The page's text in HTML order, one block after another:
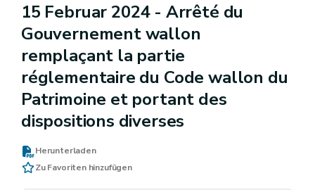
15 Februar 2024 - Arrêté du
Gouvernement wallon
remplaçant la partie
réglementaire du Code wallon du
Patrimoine et portant des
dispositions diverses
Herunterladen
Zu Favoriten hinzufügen